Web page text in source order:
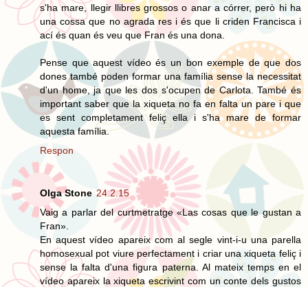
s'ha mare, llegir llibres grossos o anar a córrer, però hi ha
una cossa que no agrada res i és que li criden Francisca i
ací és quan és veu que Fran és una dona.
Pense que aquest vídeo és un bon exemple de que dos
dones també poden formar una família sense la necessitat
d'un home, ja que les dos s'ocupen de Carlota. També és
important saber que la xiqueta no fa en falta un pare i que
es sent completament feliç ella i s'ha mare de formar
aquesta família.
Respon
Olga Stone 24.2.15
Vaig a parlar del curtmetratge «Las cosas que le gustan a
Fran».
En aquest vídeo apareix com al segle vint-i-u una parella
homosexual pot viure perfectament i criar una xiqueta feliç i
sense la falta d'una figura paterna. Al mateix temps en el
vídeo apareix la xiqueta escrivint com un conte dels gustos